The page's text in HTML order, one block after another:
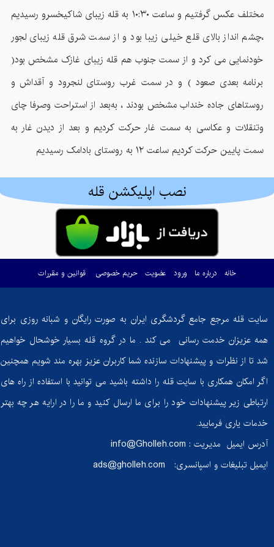
مختلف عکس گرفتیم و ساعت ۱۰:۳۰ به قله زیبای شاکیخسرو رسیدیم
،چشم انداز بالای قلع خیلی زیبا بود و از سمت شرق قله زیبای لجور
خودنمایی می کرد و از سمت جنوب هم قله زیبای غازک مشخص بود(
برنامه بعدی صعود ) و در سمت غرب روستای لنجرود و آقداش و
روستاهای جاده خنداب مشخص بودند ، به‌بعد از استراحت وصرفا چای
وتنقلات و عکاسی به سمت غار حرکت کردیم و بعد از دیدن غار به
سمت پایین حرکت کردیم ساعت ۱۲ به روستای بادامک رسیدیم
نصب اپلیکشن قله
خانه درباره ما ورود عضویت حریم خصوصی قوانین و مقررات
سایت قله مرجع جامع گردشگری ایران به صورت رایگان و شبانه روزی برای
همه عزیزان خدمت رسانی می کند . ما در گروه قله بسیار خوشحال خواهیم
شد تا از نظرات و پیشنهادات سازنده شما کاربران عزیز بهره مند شویم همچنین
اگر امکان همکاری با سایت قله را داشته باشید می توانید با استفاده از راه های
ارتباطی زیر پیشنهادات خود را برای ما ارسال کنید و ما را در ارایه هر چه بهتر
خدمات یاری فرمایید.
آدرس ایمیل مدیریت : info@Gholleh.com
ایمیل تبلیغات و اسپانسری: ads@gholleh.com